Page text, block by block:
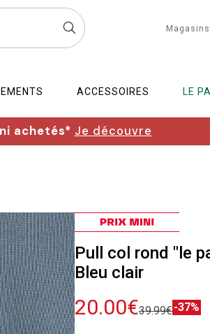
Magasins
ACCESSOIRES LE
achetés* Je découvre
Pull col rond "le
Bleu clair
20.00€39.99€-37%